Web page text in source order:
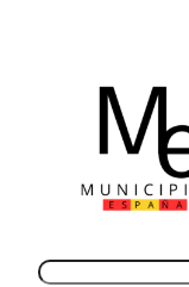
contenido
Buscar